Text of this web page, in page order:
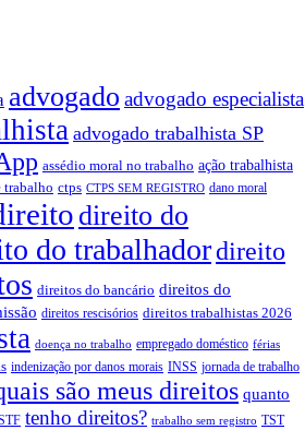
advogado advogado especialista
advogado trabalhista SP
assédio moral no trabalho ação trabalhista
trabalho ctps CTPS SEM REGISTRO dano moral
direito do
do trabalhadordireito
direitos do bancário direitos do
direitos rescisórios direitos trabalhistas 2026
doença no trabalho empregado doméstico férias
indenização por danos morais INSS jornada de trabalho
são meus direitos quanto
tenho direitos? trabalho sem registro TST